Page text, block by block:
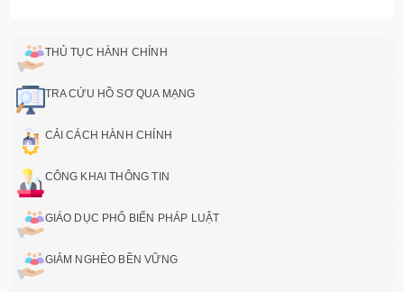
THỦ TỤC HÀNH CHÍNH
TRA CỨU HỒ SƠ QUA MẠNG
CẢI CÁCH HÀNH CHÍNH
CÔNG KHAI THÔNG TIN
GIÁO DỤC PHỔ BIẾN PHÁP LUẬT
GIẢM NGHÈO BỀN VỮNG